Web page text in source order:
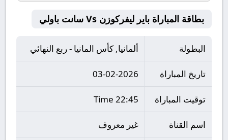
بطاقة المباراة باير ليفركوزن Vs سانت باولي
البطولة ألمانيا, كأس المانيا - ربع النهائي
تاريخ المباراة 03-02-2026
توقيت المباراة 22:45 Time
اسم القناة غير معروف